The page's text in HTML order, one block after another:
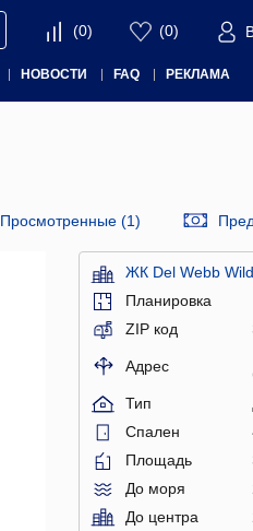
(0) (0)
НОВОСТИ FAQ РЕКЛАМА
Просмотренные (1)
ЖК Del Webb
Планировка
ZIP код
Адрес
Тип
Спален
Площадь
До моря
До центра